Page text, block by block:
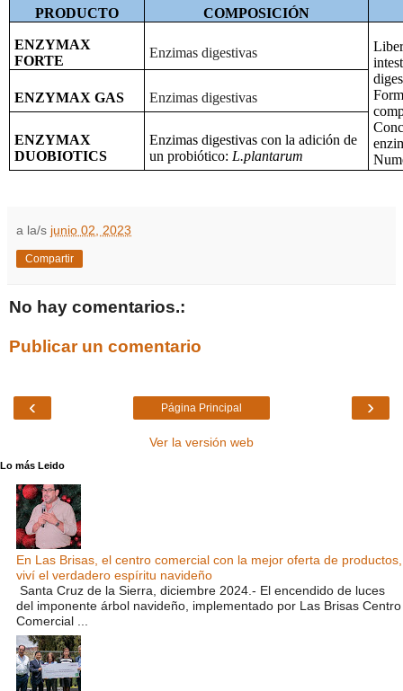
PRODUCTO COMPOSICIÓN
ENZYMAX
FORTE
Enzimas digestivas
ENZYMAX GAS Enzimas digestivas
ENZYMAX
DUOBIOTICS
Enzimas digestivas con la adición de
un probiótico: L.plantarum
a la/s junio 02, 2023
Compartir
No hay comentarios.:
Publicar un comentario
‹ ›
Página Principal
Ver la versión web
Lo más Leido
En Las Brisas, el centro comercial con la mejor oferta de productos,
viví el verdadero espíritu navideño
Santa Cruz de la Sierra, diciembre 2024.- El encendido de luces
del imponente árbol navideño, implementado por Las Brisas Centro
Comercial ...